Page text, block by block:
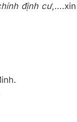
định cư,….xin